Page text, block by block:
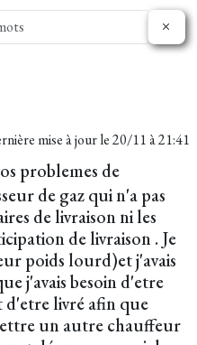
mise à jour le20/11 à 21:41
problemes de
de gaz qui n'a pas
de livraison ni les
de livraison . Je
poids lourd)et j'avais
j'avais besoin d'etre
livré afin que
un autre chauffeur